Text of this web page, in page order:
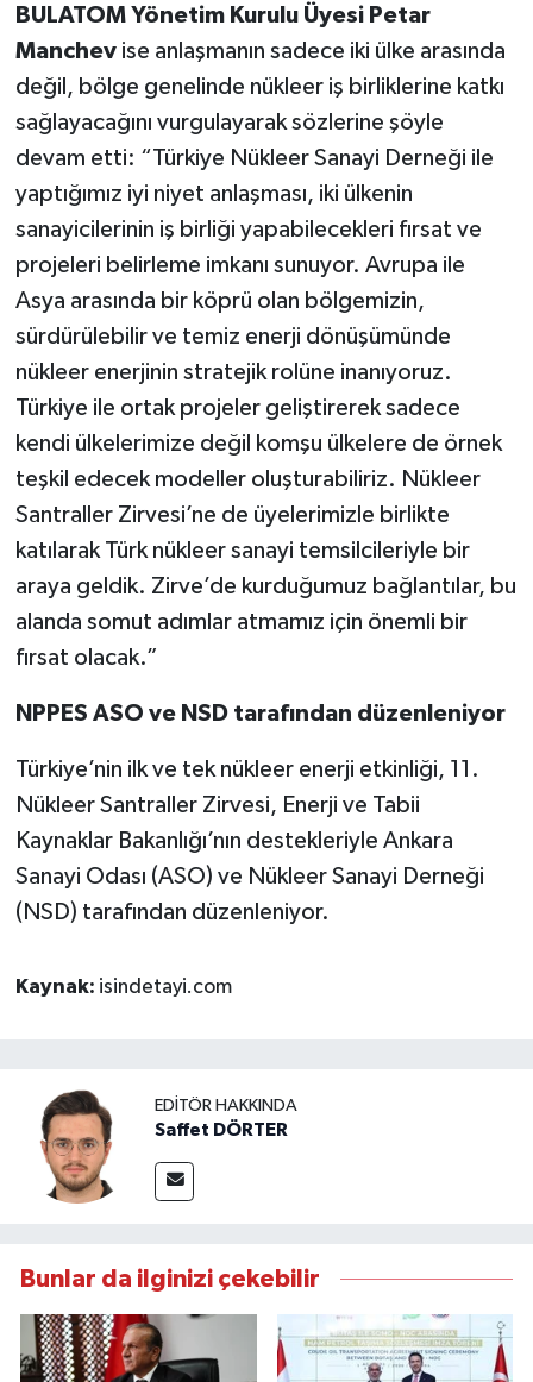
BULATOM Yönetim Kurulu Üyesi Petar
Manchevise anlaşmanın sadece iki ülke arasında
değil, bölge genelinde nükleer iş birliklerine katkı
sağlayacağını vurgulayarak sözlerine şöyle
devam etti: “Türkiye Nükleer Sanayi Derneği ile
yaptığımız iyi niyet anlaşması, iki ülkenin
sanayicilerinin iş birliği yapabilecekleri fırsat ve
projeleri belirleme imkanı sunuyor. Avrupa ile
Asya arasında bir köprü olan bölgemizin,
sürdürülebilir ve temiz enerji dönüşümünde
nükleer enerjinin stratejik rolüne inanıyoruz.
Türkiye ile ortak projeler geliştirerek sadece
kendi ülkelerimize değil komşu ülkelere de örnek
teşkil edecek modeller oluşturabiliriz. Nükleer
Santraller Zirvesi’ne de üyelerimizle birlikte
katılarak Türk nükleer sanayi temsilcileriyle bir
araya geldik. Zirve’de kurduğumuz bağlantılar, bu
alanda somut adımlar atmamız için önemli bir
fırsat olacak.”
NPPES ASO ve NSD tarafından düzenleniyor
Türkiye’nin ilk ve tek nükleer enerji etkinliği, 11.
Nükleer Santraller Zirvesi, Enerji ve Tabii
Kaynaklar Bakanlığı’nın destekleriyle Ankara
Sanayi Odası (ASO) ve Nükleer Sanayi Derneği
(NSD) tarafından düzenleniyor.
Kaynak: isindetayi.com
EDITÖR HAKKINDA
Saffet DÖRTER
Bunlar da ilginizi çekebilir